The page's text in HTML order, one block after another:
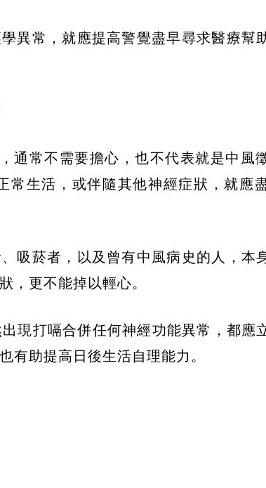
異常，就應提高警覺盡早尋求醫療幫
通常不需要擔心，也不代表就是中風
常生活，或伴隨其他神經症狀，就應
吸菸者，以及曾有中風病史的人，本
，更不能掉以輕心。
現打嗝合併任何神經功能異常，都應
有助提高日後生活自理能力。